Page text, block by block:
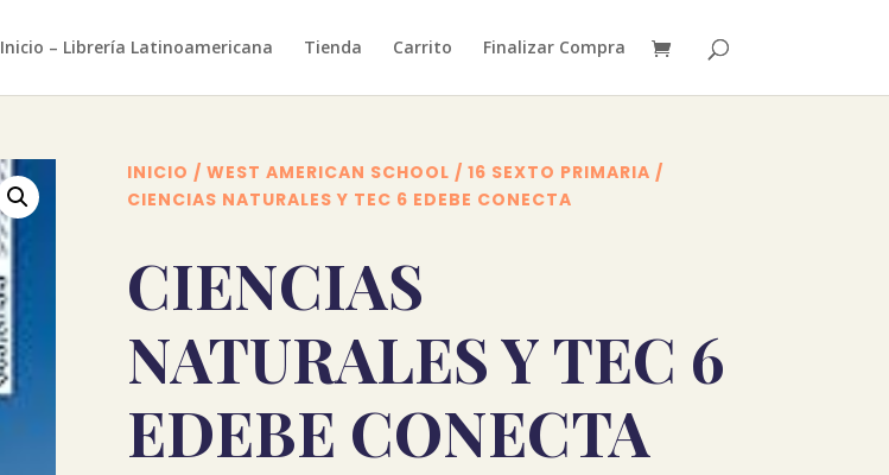
Inicio – Librería Latinoamericana Tienda Carrito Finalizar Compra
INICIO / WEST AMERICAN SCHOOL / 16 SEXTO PRIMARIA /
CIENCIAS NATURALES Y TEC 6 EDEBE CONECTA
CIENCIAS
NATURALES Y TEC 6
EDEBE CONECTA